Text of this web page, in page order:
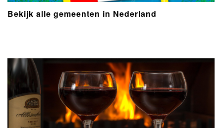
Bekijk alle gemeenten in Nederland